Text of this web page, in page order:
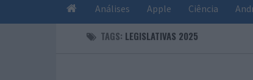
Análises Apple Ciência
TAGS: LEGISLATIVAS 2025